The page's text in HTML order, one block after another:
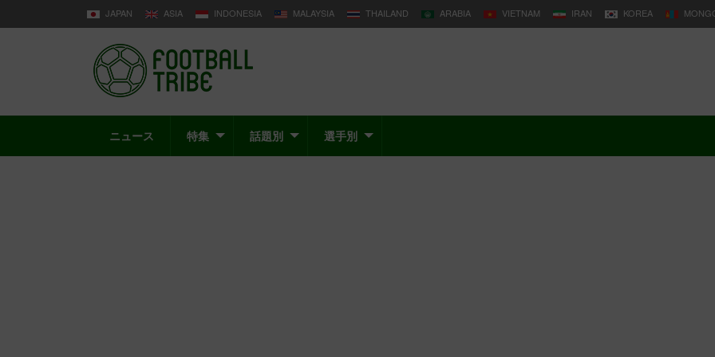
JAPAN ASIA INDONESIA MALAYSIA THAILAND ARABIA VIETNAM IRAN KOREA
ニュース 特集 話題別 選手別